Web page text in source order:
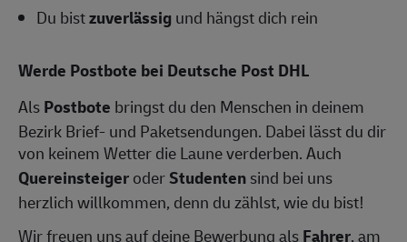
Du bistzuverlässigund hängst dich rein
Werde Postbote bei Deutsche Post DHL
AlsPostbote bringst du den Menschen in deinem
Bezirk Brief- und Paketsendungen. Dabei lässt du dir
von keinem Wetter die Laune verderben. Auch
QuereinsteigeroderStudentensind bei uns
herzlich willkommen, denn du zählst, wie du bist!
Wir freuen uns auf deine Bewerbung alsFahrer, am